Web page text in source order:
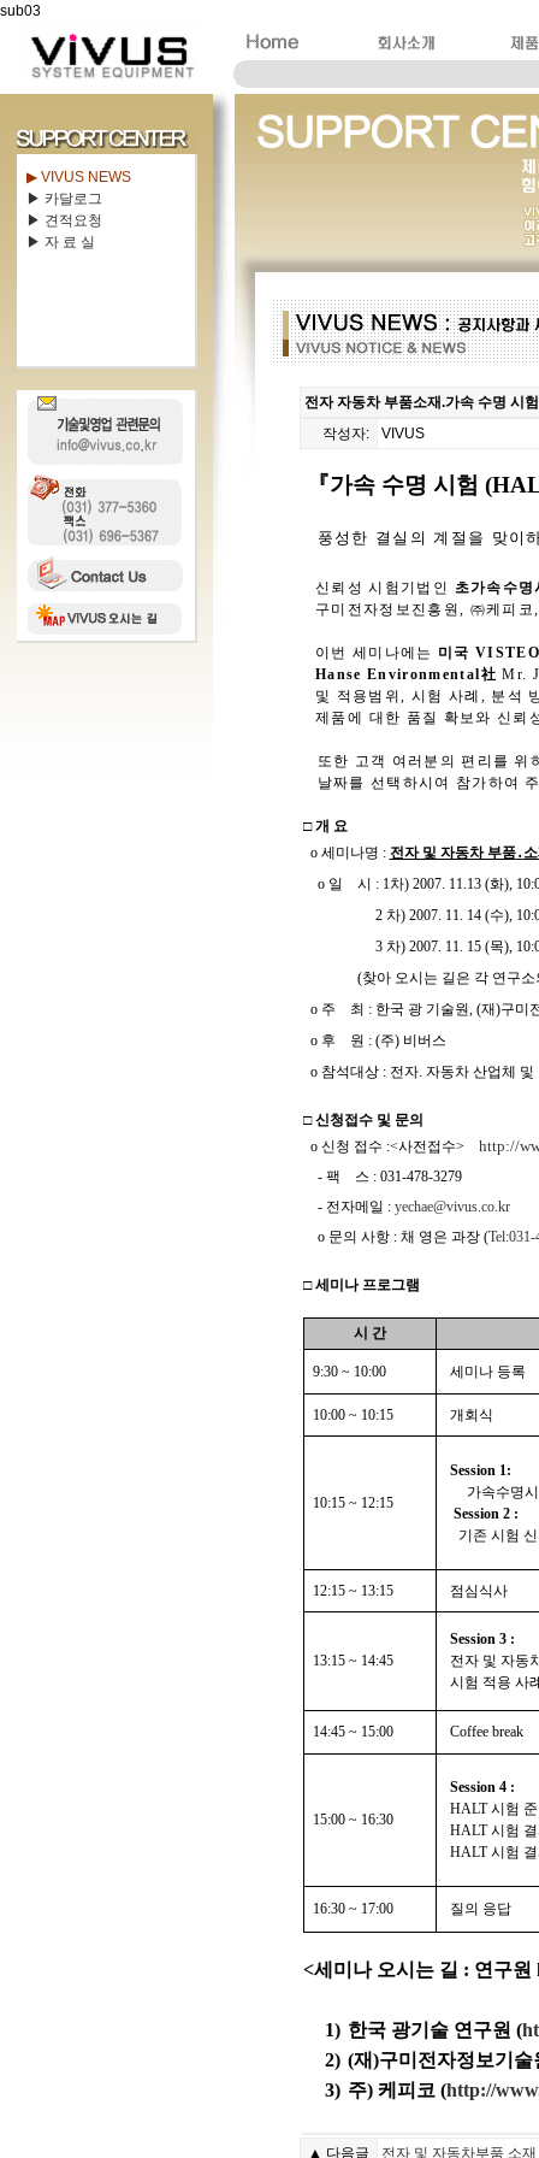
sub03
▶ VIVUS NEWS
▶ 카달로그
▶ 견적요청
▶ 자 료 실
전자 자동차 부품소재.가속 수명 시
작성자:
VIVUS
『가속 수명 시험
풍성한 결실의 계절을 맞이
신뢰성 시험기법인 초가속수명
구미전자정보진흥원, ㈜케피코
이번 세미나에는 미국
Hanse Environmental社 Mr.
및 적용범위, 시험 사례 , 분석
제품에 대한 품질 확보와 신뢰
또한 고객 여러분의 편리를 위
날짜를 선택하시여 참가하여
□ 개 요
o 세미나명 : 전자 및 자동차 부품․
o 일 시 : 1차) 2007. 11.13 (화),
2 차) 2007. 11. 14 (수),
3 차) 2007. 11. 15 (목),
(찾아 오시는 길은 각 연구
o 주 최 : 한국 광 기술원, (재)구미
o 후 원 : (주) 비버스
o 참석대상: 전자. 자동차 산업체 및
□ 신청접수 및 문의
o 신청 접수 :<사전접수> http://
- 팩 스 : 031-478-3279
- 전자메일 : yechae@vivus.co.kr
o 문의 사항: 채 영은 과장(Tel:031-
□ 세미나 프로그램
시 간
9:30 ~ 10:00 세미나 등록
10:00 ~ 10:15 개회식
10:15 ~ 12:15
Session 1:
가속수명
Session 2 :
기존 시험
12:15 ~ 13:15 점심식사
13:15 ~ 14:45
Session 3 :
전자 및 자동
시험 적용 사
14:45 ~ 15:00 Coffee break
15:00 ~ 16:30
Session 4 :
HALT시험
HALT시험
HALT시험
16:30 ~ 17:00 질의 응답
<세미나 오시는 길 : 연구원
1) 한국 광기술 연구원 (
2) (재)구미전자정보기술
3) 주)케피코 (http://
▲ 다음글 전자 및 자동차부품 소